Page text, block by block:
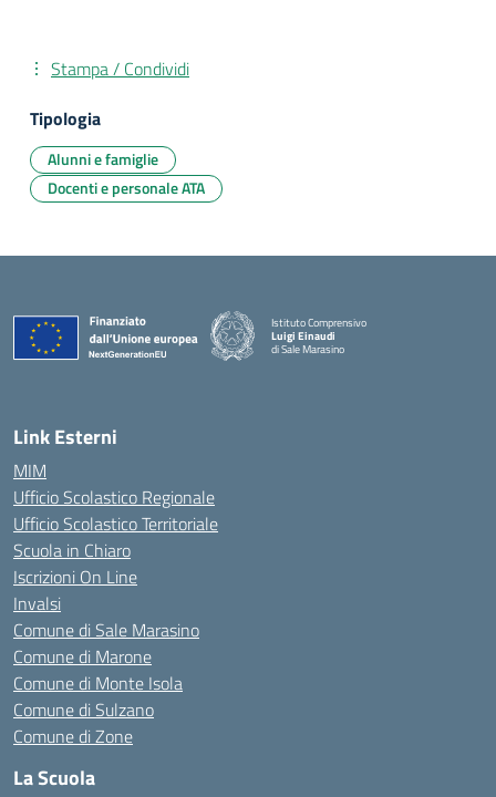
Stampa / Condividi
Tipologia
Alunni e famiglie
Docenti e personale ATA
Istituto Comprensivo
Luigi Einaudi
di Sale Marasino
Link Esterni
MIM
Ufficio Scolastico Regionale
Ufficio Scolastico Territoriale
Scuola in Chiaro
Iscrizioni On Line
Invalsi
Comune di Sale Marasino
Comune di Marone
Comune di Monte Isola
Comune di Sulzano
Comune di Zone
La Scuola